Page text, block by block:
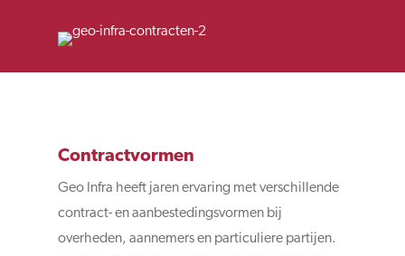
Contractvormen
Geo Infra heeft jaren ervaring met verschillende
contract- en aanbestedingsvormen bij
overheden, aannemers en particuliere partijen.